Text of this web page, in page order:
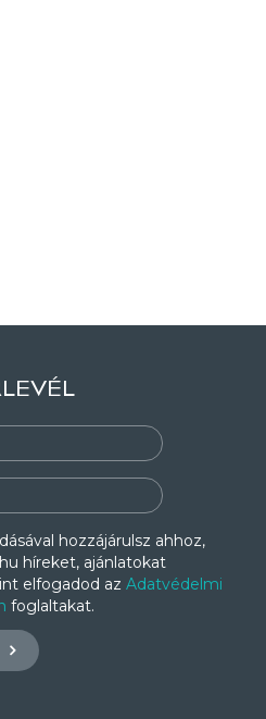
hozzájárulsz ahhoz,
híreket, ajánlatokat
elfogadod az Adatvédelmi
foglaltakat.